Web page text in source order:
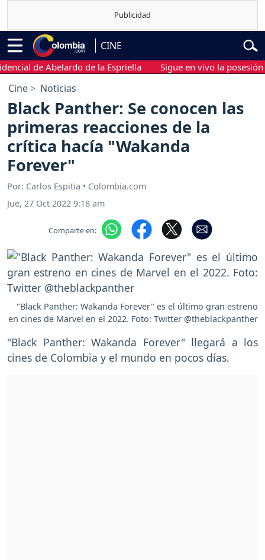
CINE
de Abelardo de la Espriella Sigue en vivo la posesión
Cine Noticias
Black Panther: Se conocen las
primeras reacciones de la
crítica hacía "Wakanda
Forever"
Por: Carlos Espitia • Colombia.com
Jue, 27 Oct 2022 9:18 am
Comparte en:
"Black Panther: Wakanda Forever" es el último gran estreno
en cines de Marvel en el 2022. Foto: Twitter @theblackpanther
"Black Panther: Wakanda Forever" llegará a los
cines de Colombia y el mundo en pocos días.